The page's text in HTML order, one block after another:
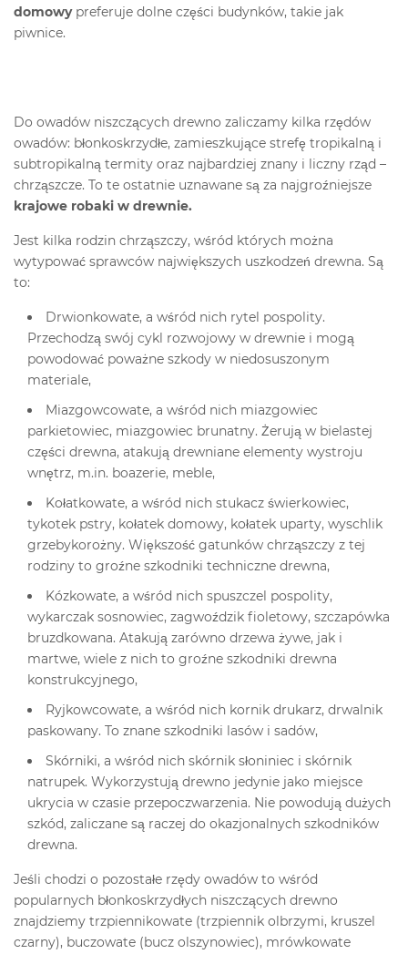
domowypreferuje dolne części budynków, takie jak
piwnice.
Do owadów niszczących drewno zaliczamy kilka rzędów
owadów: błonkoskrzydłe, zamieszkujące strefę tropikalną i
subtropikalną termity oraz najbardziej znany i liczny rząd –
chrząszcze. To te ostatnie uznawane są za najgroźniejsze
krajowe robaki w drewnie.
Jest kilka rodzin chrząszczy, wśród których można
wytypować sprawców największych uszkodzeń drewna. Są
to:
Drwionkowate, a wśród nich rytel pospolity.
Przechodzą swój cykl rozwojowy w drewnie i mogą
powodować poważne szkody w niedosuszonym
materiale,
Miazgowcowate, a wśród nich miazgowiec
parkietowiec, miazgowiec brunatny. Żerują w bielastej
części drewna, atakują drewniane elementy wystroju
wnętrz, m.in. boazerie, meble,
Kołatkowate, a wśród nich stukacz świerkowiec,
tykotek pstry, kołatek domowy, kołatek uparty, wyschlik
grzebykorożny. Większość gatunków chrząszczy z tej
rodziny to groźne szkodniki techniczne drewna,
Kózkowate, a wśród nich spuszczel pospolity,
wykarczak sosnowiec, zagwoździk fioletowy, szczapówka
bruzdkowana. Atakują zarówno drzewa żywe, jak i
martwe, wiele z nich to groźne szkodniki drewna
konstrukcyjnego,
Ryjkowcowate, a wśród nich kornik drukarz, drwalnik
paskowany. To znane szkodniki lasów i sadów,
Skórniki, a wśród nich skórnik słoniniec i skórnik
natrupek. Wykorzystują drewno jedynie jako miejsce
ukrycia w czasie przepoczwarzenia. Nie powodują dużych
szkód, zaliczane są raczej do okazjonalnych szkodników
drewna.
Jeśli chodzi o pozostałe rzędy owadów to wśród
popularnych błonkoskrzydłych niszczących drewno
znajdziemy trzpiennikowate (trzpiennik olbrzymi, kruszel
czarny), buczowate (bucz olszynowiec), mrówkowate